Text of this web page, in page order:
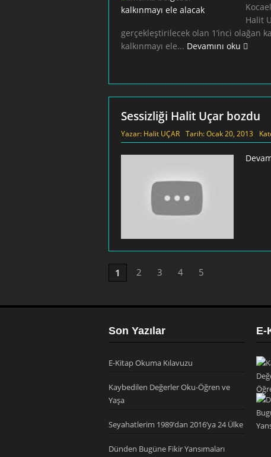
Halit
gerçekleştirilecek olan 1’inci olağan
kalkınmayı ele... Devamını oku
Sessizliği Halit Uçar bozdu
Yazar: Halit UÇAR Tarih:Ocak 20, 2013
1 2 3 4 5
Son Yazılar
E-Kitap Okuma Kılavuzu
Kaybedilen Değerler Oku-Öğren ve
Yaşa
Seyahatlerim 1989’dan 2016’ya 24 Ülke
Dünden Bugüne Fikir Yansımaları
E-